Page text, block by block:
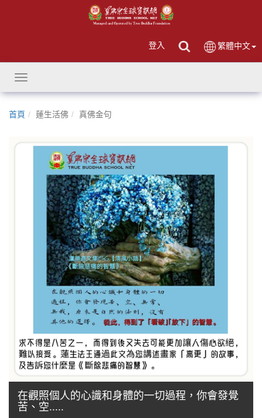
登入 繁體中文
Toggle
navigation
首頁 蓮生活佛 真佛金句
在觀照個人的心識和身體的一切過程，你會發覺
苦、空.....